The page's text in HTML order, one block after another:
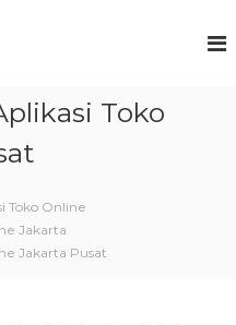
a
e
b
w
a
r
I
T
S
Toko
Toko Online
Jakarta
Jakarta Pusat